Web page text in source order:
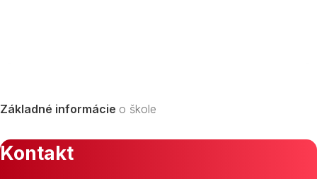
Základné informácie o škole
Kontakt